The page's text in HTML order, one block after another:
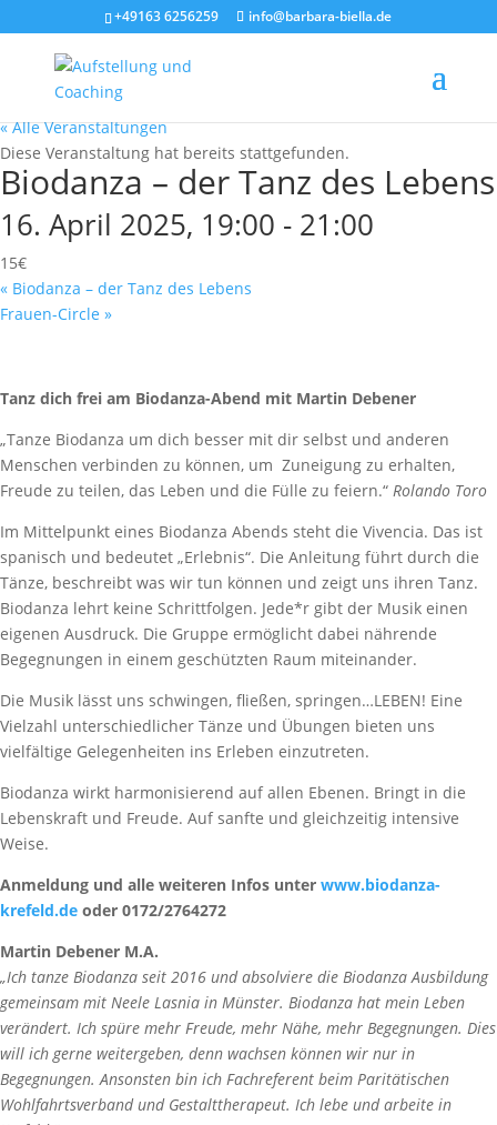
+49163 6256259 info@barbara-biella.de
« Alle Veranstaltungen
Diese Veranstaltung hat bereits stattgefunden.
Biodanza – der Tanz des Lebens
16. April 2025, 19:00 - 21:00
15€
« Biodanza – der Tanz des Lebens
Frauen-Circle »
Tanz dich frei am Biodanza-Abend mit Martin Debener
„Tanze Biodanza um dich besser mit dir selbst und anderen
Menschen verbinden zu können, um Zuneigung zu erhalten,
Freude zu teilen, das Leben und die Fülle zu feiern.“ Rolando Toro
Im Mittelpunkt eines Biodanza Abends steht die Vivencia. Das ist
spanisch und bedeutet „Erlebnis“. Die Anleitung führt durch die
Tänze, beschreibt was wir tun können und zeigt uns ihren Tanz.
Biodanza lehrt keine Schrittfolgen. Jede*r gibt der Musik einen
eigenen Ausdruck. Die Gruppe ermöglicht dabei nährende
Begegnungen in einem geschützten Raum miteinander.
Die Musik lässt uns schwingen, fließen, springen…LEBEN! Eine
Vielzahl unterschiedlicher Tänze und Übungen bieten uns
vielfältige Gelegenheiten ins Erleben einzutreten.
Biodanza wirkt harmonisierend auf allen Ebenen. Bringt in die
Lebenskraft und Freude. Auf sanfte und gleichzeitig intensive
Weise.
Anmeldung und alle weiteren Infos unter www.biodanza-
krefeld.de oder 0172/2764272
Martin Debener M.A.
„Ich tanze Biodanza seit 2016 und absolviere die Biodanza Ausbildung
gemeinsam mit Neele Lasnia in Münster. Biodanza hat mein Leben
verändert. Ich spüre mehr Freude, mehr Nähe, mehr Begegnungen. Dies
will ich gerne weitergeben, denn wachsen können wir nur in
Begegnungen. Ansonsten bin ich Fachreferent beim Paritätischen
Wohlfahrtsverband und Gestalttherapeut. Ich lebe und arbeite in